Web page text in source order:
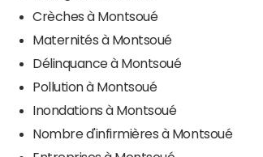
Crèches à Montsoué
Maternités à Montsoué
Délinquance à Montsoué
Pollution à Montsoué
Inondations à Montsoué
Nombre d'infirmières à Montsoué